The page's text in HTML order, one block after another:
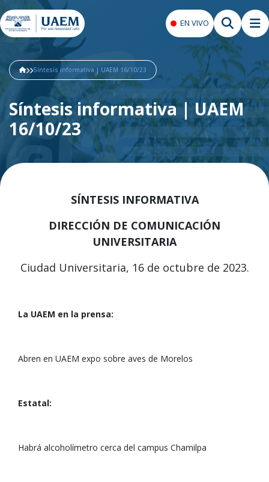
EN VIVO
Síntesis informativa | UAEM 16/10/23
Síntesis informativa | UAEM
16/10/23
SÍNTESIS INFORMATIVA
DIRECCIÓN DE COMUNICACIÓN
UNIVERSITARIA
Ciudad Universitaria, 16 de octubre de 2023.
La UAEM en la prensa:
Abren en UAEM expo sobre aves de Morelos
Estatal:
Habrá alcoholímetro cerca del campus Chamilpa